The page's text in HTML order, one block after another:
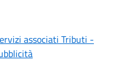
associati Tributi -